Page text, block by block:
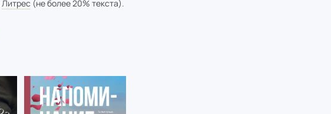
Литрес (не более 20% текста).